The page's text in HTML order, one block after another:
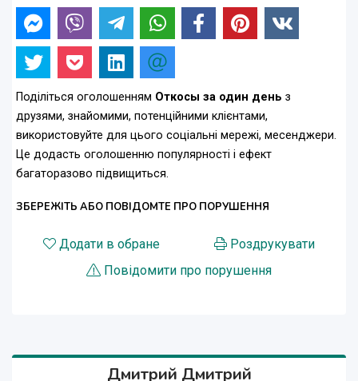
Поділіться оголошенням Откосы за один день з
друзями, знайомими, потенційними клієнтами,
використовуйте для цього соціальні мережі, месенджери.
Це додасть оголошенню популярності і ефект
багаторазово підвищиться.
ЗБЕРЕЖІТЬ АБО ПОВІДОМТЕ ПРО ПОРУШЕННЯ
Додати в обране
Роздрукувати
Повідомити про порушення
Дмитрий Дмитрий